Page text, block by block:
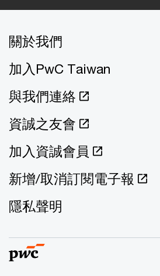
關於我們
加入PwC Taiwan
與我們連絡
資誠之友會
加入資誠會員
新增/取消訂閱電子報
隱私聲明